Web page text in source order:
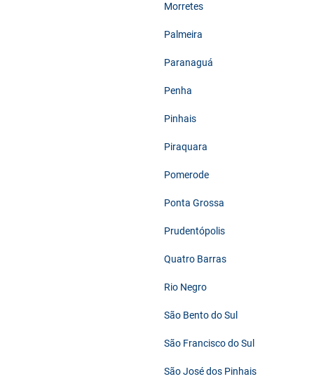
Morretes
Palmeira
Paranaguá
Penha
Pinhais
Piraquara
Pomerode
Ponta Grossa
Prudentópolis
Quatro Barras
Rio Negro
São Bento do Sul
São Francisco do Sul
São José dos Pinhais